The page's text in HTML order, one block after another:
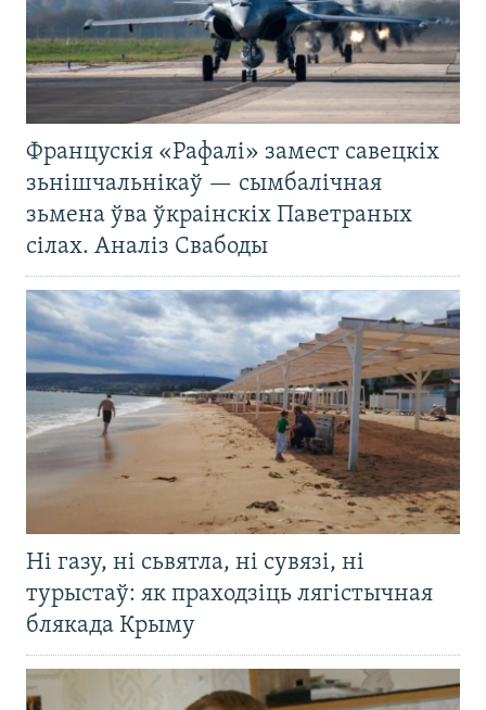
Францускія «Рафалі» замест савецкіх
зьнішчальнікаў — сымбалічная
зьмена ўва ўкраінскіх Паветраных
сілах. Аналіз Свабоды
Ні газу, ні сьвятла, ні сувязі, ні
турыстаў: як праходзіць лягістычная
блякада Крыму